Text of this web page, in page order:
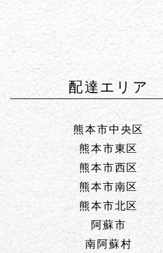
配達エリア
熊本市中央区
熊本市東区
熊本市西区
熊本市南区
熊本市北区
阿蘇市
南阿蘇村